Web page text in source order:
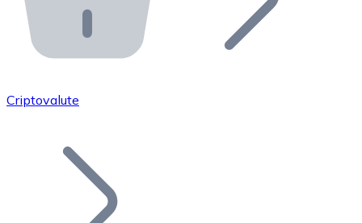
API Bitnovo
Integra la nostra API nel tuo ecosistema.
Unisciti alla nostra rete di rivenditori e
Aggiungi il token del tuo progetto al nostro servizio di
Criptovalute